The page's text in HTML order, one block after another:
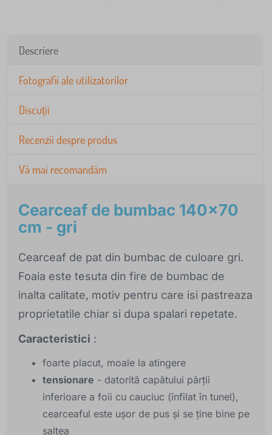
Descriere
Fotografii ale utilizatorilor
Discuții
Recenzii despre produs
Vă mai recomandăm
Cearceaf de bumbac 140x70
cm - gri
Cearceaf de pat din bumbac de culoare gri.
Foaia este tesuta din fire de bumbac de
inalta calitate, motiv pentru care isi pastreaza
proprietatile chiar si dupa spalari repetate.
Caracteristici :
foarte placut, moale la atingere
tensionare - datorită capătului părții
inferioare a foii cu cauciuc (înfilat în tunel),
cearceaful este ușor de pus și se ține bine pe
saltea